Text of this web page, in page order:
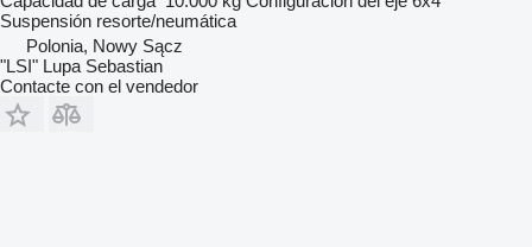
Suspensión resorte/neumática
Polonia, Nowy Sącz
"LSI" Lupa Sebastian
Contacte con el vendedor